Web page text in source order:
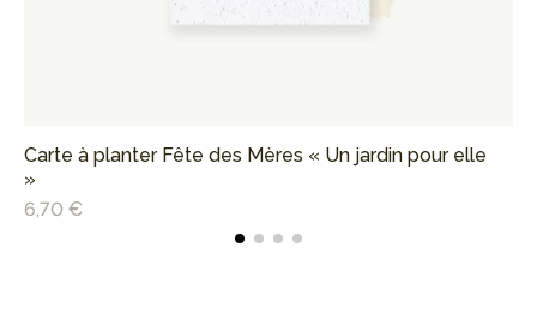
Carte à planter Fête des Mères « Un jardin pour elle
»
6,70 €